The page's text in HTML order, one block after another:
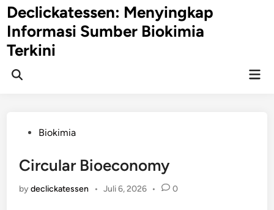
Skip
to
content
Declickatessen: Menyingkap
Informasi Sumber Biokimia
Terkini
Open
PostedBiokimia
Circular Bioeconomy
bydeclickatessen • Juli 6, 2026 • 0